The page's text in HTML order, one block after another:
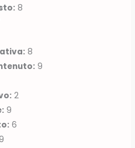
8
8
9
2
9
6
9